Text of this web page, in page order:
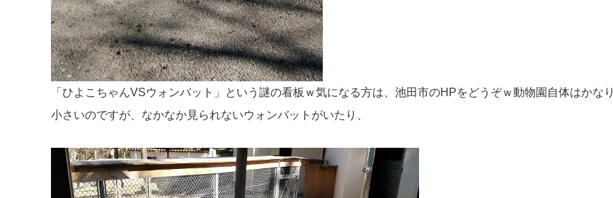
「ひよこちゃんVSウォンバット」という謎の看板ｗ気になる方は、池田市のHPをどうぞｗ動物園自体はかなり
小さいのですが、なかなか見られないウォンバットがいたり、